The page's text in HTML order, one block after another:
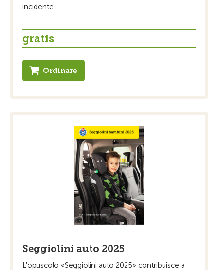
incidente
gratis
Ordinare
Seggiolini auto 2025
L'opuscolo «Seggiolini auto 2025» contribuisce a